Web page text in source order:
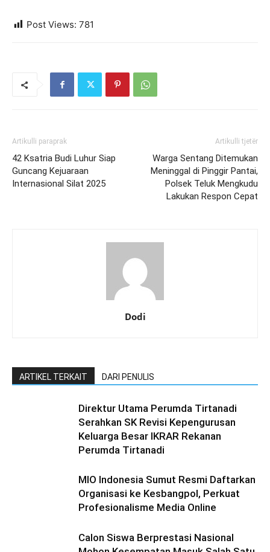
Post Views: 781
Artikulli paraprak
42 Ksatria Budi Luhur Siap
Guncang Kejuaraan
Internasional Silat 2025
Artikulli tjetër
Warga Sentang Ditemukan
Meninggal di Pinggir Pantai,
Polsek Teluk Mengkudu
Lakukan Respon Cepat
Dodi
ARTIKEL TERKAIT DARI PENULIS
Direktur Utama Perumda Tirtanadi
Serahkan SK Revisi Kepengurusan
Keluarga Besar IKRAR Rekanan
Perumda Tirtanadi
MIO Indonesia Sumut Resmi Daftarkan
Organisasi ke Kesbangpol, Perkuat
Profesionalisme Media Online
Calon Siswa Berprestasi Nasional